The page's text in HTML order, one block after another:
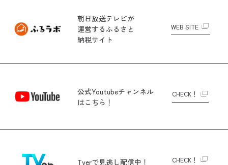
朝日放送テレビが
運営するふるさと
納税サイト
WEB SITE
公式Youtubeチャンネル
はこちら！
CHECK！
Tverで見逃し配信中！ CHECK！